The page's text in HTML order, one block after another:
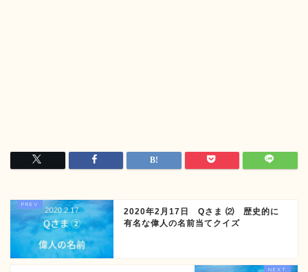
2020年2月17日 Qさま ⑵ 歴史的に
有名な偉人の名前当てクイズ